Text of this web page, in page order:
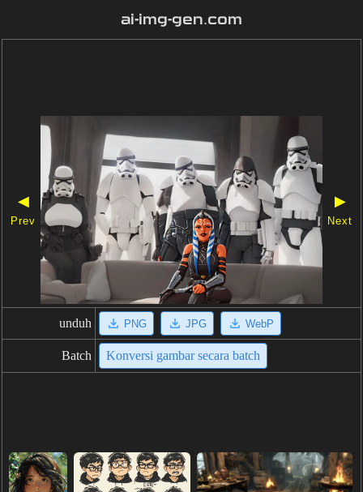
ai-img-gen.com
◀
Prev
▶
Next
unduh PNG JPG WebP
Batch Konversi gambar secara batch